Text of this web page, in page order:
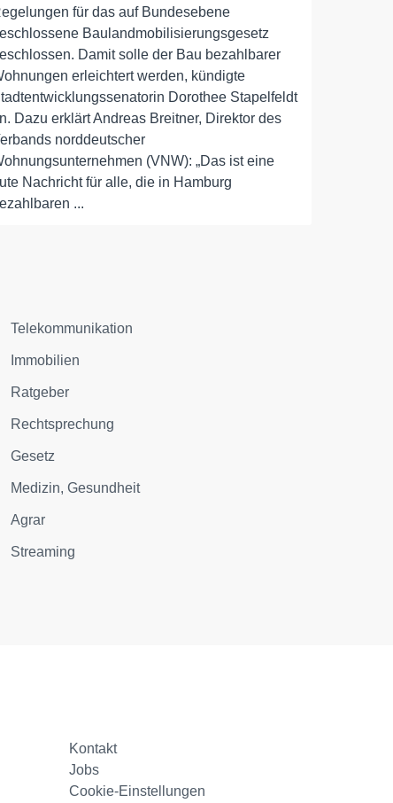
für das auf Bundesebene
Baulandmobilisierungsgesetz
Damit solle der Bau bezahlbarer
erleichtert werden, kündigte
Dorothee Stapelfeldt
Dazu erklärt Andreas Breitner, Direktor des
norddeutscher
(VNW): „Das ist eine
Nachricht für alle, die in Hamburg
...
Telekommunikation
Immobilien
Ratgeber
Rechtsprechung
Gesetz
Medizin, Gesundheit
Agrar
Streaming
Kontakt
Jobs
Cookie-Einstellungen